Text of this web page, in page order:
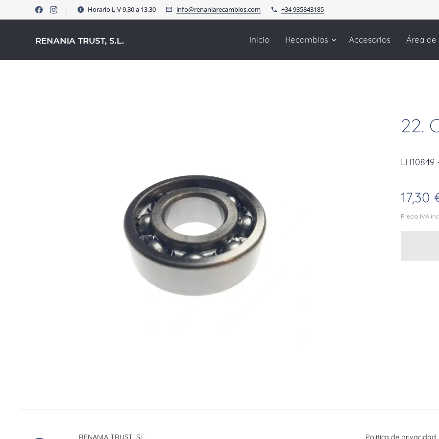
Horario L-V 9.30 a 13.30 info@renaniarecambios.com +34 935843185
RENANIA TRUST, S.L. Inicio Recambios Accesorios Área
22.
LH10849
17,30
Precio IVA
RENANIA TRUST, S.L. Política de privacidad